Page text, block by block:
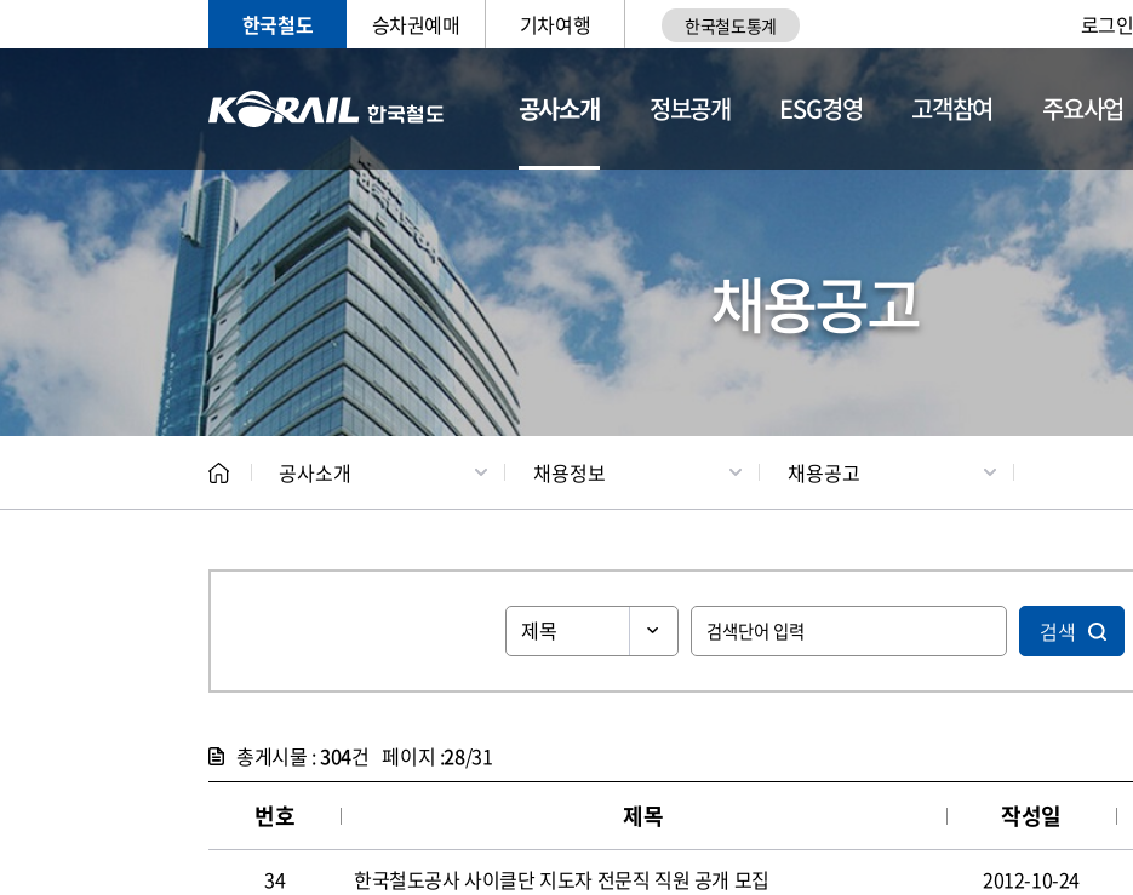
한국철도 승차권예매 기차여행 한국철도통계 로그인
공사소개
CEO 일반현황 채용정보
정보공개 ESG경영 고객참여 주요사업
채용공고
공사소개 채용정보 채용공고
검색
총게시물 :304건 페이지 :28/31
번호 제목 작성일
34 한국철도공사 사이클단 지도자 전문직 직원 공개 모집 2012-10-24